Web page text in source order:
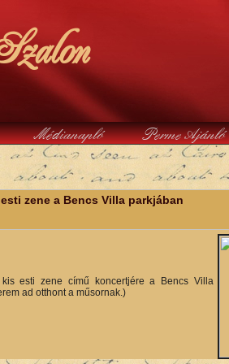
Médianapló Perme Ajánló
zene a Bencs Villa parkjában
esti zene című koncertjére a Bencs Villa
ad otthont a műsornak.)